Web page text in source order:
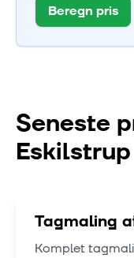
Beregn pris
Seneste
Eskilstrup
Tagmaling
Komplet